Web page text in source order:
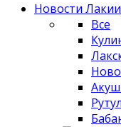
Новости Лакии
Все